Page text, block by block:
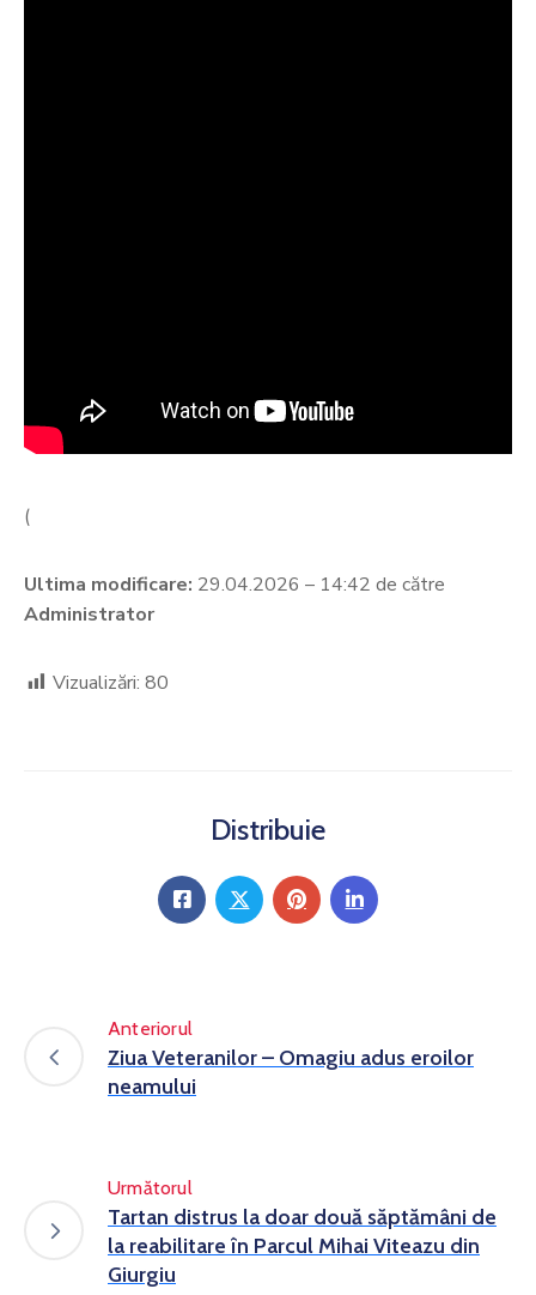
(
Ultima modificare: 29.04.2026 – 14:42 de către
Administrator
Vizualizări: 80
Distribuie
Anteriorul
Ziua Veteranilor – Omagiu adus eroilor
neamului
Următorul
Tartan distrus la doar două săptămâni de
la reabilitare în Parcul Mihai Viteazu din
Giurgiu